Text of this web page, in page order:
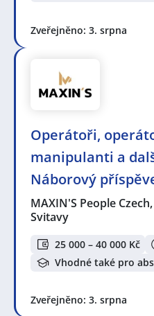
Zveřejněno: 3. srpna
Operátoři,
manipulanti a
Náborový
MAXIN'S People
Svitavy
25 000 – 40 000 Kč
Vhodné také pro
Zveřejněno: 3. srpna